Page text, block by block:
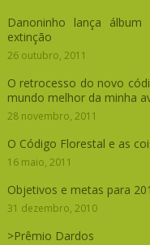
Danoninho lança
extinção
26 outubro, 2011
O retrocesso do novo
mundo melhor da minha
28 novembro, 2011
O Código Florestal e as
16 maio, 2011
Objetivos e metas para
31 dezembro, 2010
>Prêmio Dardos